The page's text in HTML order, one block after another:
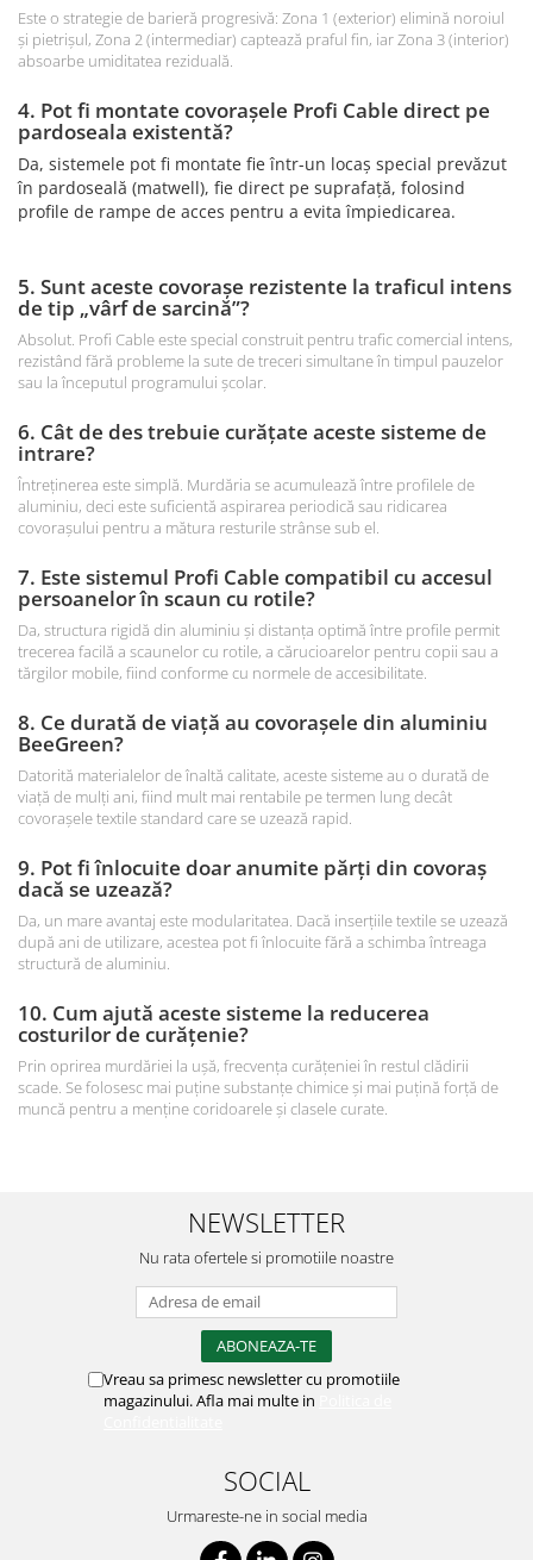
Este o strategie de barieră progresivă: Zona 1 (exterior) elimină noroiul
și pietrișul, Zona 2 (intermediar) captează praful fin, iar Zona 3 (interior)
absoarbe umiditatea reziduală.
4. Pot fi montate covorașele Profi Cable direct pe
pardoseala existentă?
Da, sistemele pot fi montate fie într-un locaș special prevăzut
în pardoseală (matwell), fie direct pe suprafață, folosind
profile de rampe de acces pentru a evita împiedicarea.
5. Sunt aceste covorașe rezistente la traficul intens
de tip „vârf de sarcină”?
Absolut. Profi Cable este special construit pentru trafic comercial intens,
rezistând fără probleme la sute de treceri simultane în timpul pauzelor
sau la începutul programului școlar.
6. Cât de des trebuie curățate aceste sisteme de
intrare?
Întreținerea este simplă. Murdăria se acumulează între profilele de
aluminiu, deci este suficientă aspirarea periodică sau ridicarea
covorașului pentru a mătura resturile strânse sub el.
7. Este sistemul Profi Cable compatibil cu accesul
persoanelor în scaun cu rotile?
Da, structura rigidă din aluminiu și distanța optimă între profile permit
trecerea facilă a scaunelor cu rotile, a cărucioarelor pentru copii sau a
tărgilor mobile, fiind conforme cu normele de accesibilitate.
8. Ce durată de viață au covorașele din aluminiu
BeeGreen?
Datorită materialelor de înaltă calitate, aceste sisteme au o durată de
viață de mulți ani, fiind mult mai rentabile pe termen lung decât
covorașele textile standard care se uzează rapid.
9. Pot fi înlocuite doar anumite părți din covoraș
dacă se uzează?
Da, un mare avantaj este modularitatea. Dacă inserțiile textile se uzează
după ani de utilizare, acestea pot fi înlocuite fără a schimba întreaga
structură de aluminiu.
10. Cum ajută aceste sisteme la reducerea
costurilor de curățenie?
Prin oprirea murdăriei la ușă, frecvența curățeniei în restul clădirii
scade. Se folosesc mai puține substanțe chimice și mai puțină forță de
muncă pentru a menține coridoarele și clasele curate.
NEWSLETTER
Nu rata ofertele si promotiile noastre
Vreau sa primesc newsletter cu promotiile
magazinului. Afla mai multe in
SOCIAL
Urmareste-ne in social media